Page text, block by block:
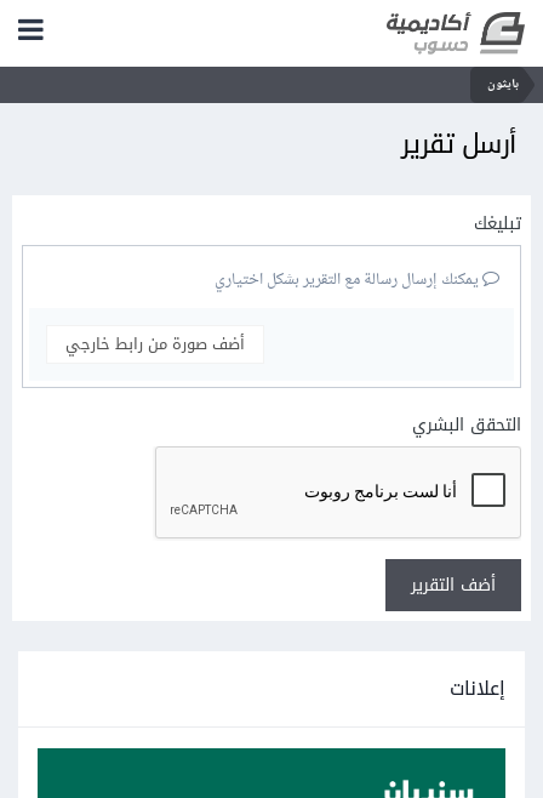
بايثون
أرسل تقرير
تبليغك
يمكنك إرسال رسالة مع التقرير بشكل اختياري
أضف صورة من رابط خارجي
التحقق البشري
أضف التقرير
إعلانات